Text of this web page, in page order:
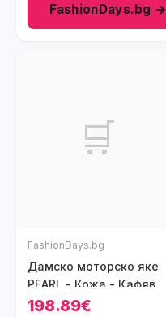
FashionDays.bg →
🛒
FashionDays.bg
Дамско моторско яке
PEARL - Кожа - Кафяв
198.89€